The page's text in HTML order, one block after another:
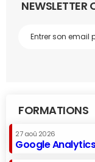
NEWSLETTER
FORMATIONS
27 aoû 2026
Google